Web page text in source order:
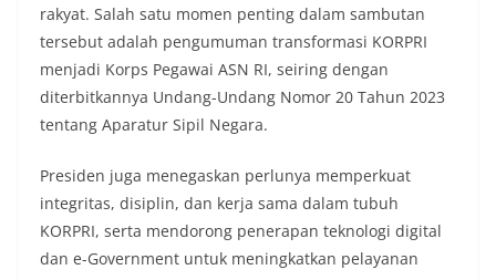
rakyat. Salah satu momen penting dalam sambutan
tersebut adalah pengumuman transformasi KORPRI
menjadi Korps Pegawai ASN RI, seiring dengan
diterbitkannya Undang-Undang Nomor 20 Tahun 2023
tentang Aparatur Sipil Negara.
Presiden juga menegaskan perlunya memperkuat
integritas, disiplin, dan kerja sama dalam tubuh
KORPRI, serta mendorong penerapan teknologi digital
dan e-Government untuk meningkatkan pelayanan